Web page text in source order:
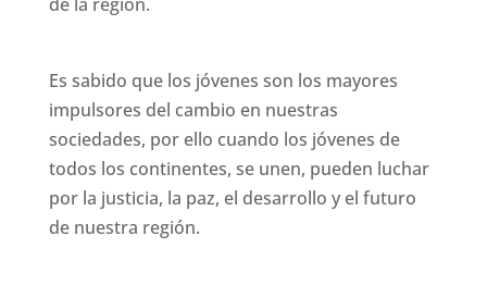
Es sabido que los jóvenes son los mayores
impulsores del cambio en nuestras
sociedades, por ello cuando los jóvenes de
todos los continentes, se unen, pueden luchar
por la justicia, la paz, el desarrollo y el futuro
de nuestra región.